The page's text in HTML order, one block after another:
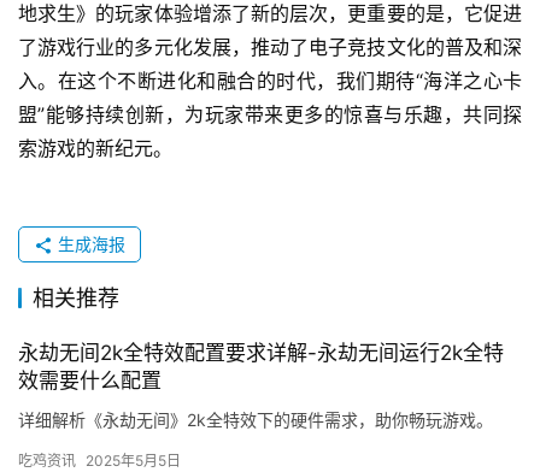
地求生》的玩家体验增添了新的层次，更重要的是，它促进
了游戏行业的多元化发展，推动了电子竞技文化的普及和深
入。在这个不断进化和融合的时代，我们期待“海洋之心卡
盟”能够持续创新，为玩家带来更多的惊喜与乐趣，共同探
索游戏的新纪元。
生成海报
相关推荐
永劫无间2k全特效配置要求详解-永劫无间运行2k全特
效需要什么配置
详细解析《永劫无间》2k全特效下的硬件需求，助你畅玩游戏。
吃鸡资讯 2025年5月5日